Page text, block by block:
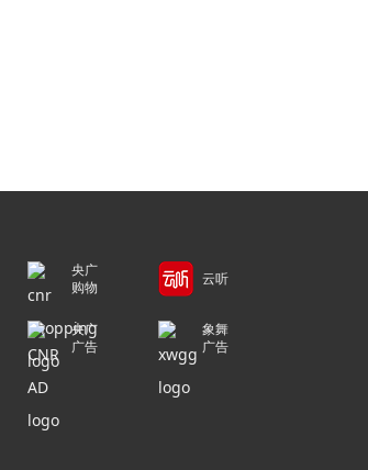
央广
购物
云听
央广
广告
象舞
广告